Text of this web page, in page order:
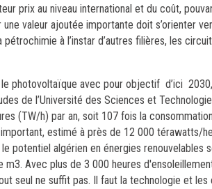
prix au niveau international et du coût,
valeur ajoutée importante doit s’orienter
à l’instar d’autres filières, les
photovoltaïque avec pour objectif d’ici
de l’Université des Sciences et
(TW/h) par an, soit 107 fois la
estimé à près de 12 000 térawatts/
potentiel algérien en énergies renouvelables
Avec plus de 3 000 heures
seul ne suffit pas. Il faut la technologie et les